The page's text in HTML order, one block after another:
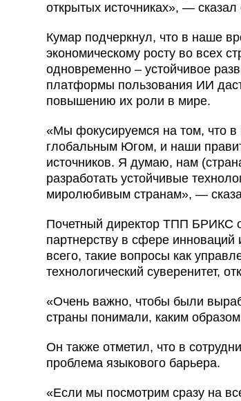
открытых источниках», — сказал
Кумар подчеркнул, что в наше
экономическому росту во всех
одновременно – устойчивое
платформы пользования ИИ
повышению их роли в мире.
«Мы фокусируемся на том, что
глобальным Югом, и наши
источников. Я думаю, нам
разработать устойчивые
миролюбивым странам», —
Почетный директор ТПП БРИКС
партнерству в сфере
всего, такие вопросы как
технологический суверенитет,
«Очень важно, чтобы были
страны понимали, каким
Он также отметил, что в
проблема языкового барьера.
«Если мы посмотрим сразу на